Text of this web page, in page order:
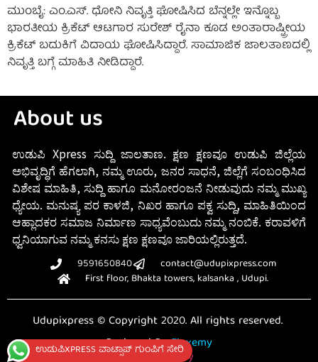
ಮುಂಬೈ: ಎಂ.ಎಸ್. ಧೋನಿ ನಿವೃತ್ತಿ ಘೋಷಿಸಿದ ಬೆನ್ನಲ್ಲೇ ಇನ್ನೊಬ್ಬ
ಭಾರತೀಯ ಕ್ರಿಕೆಟ್ ಆಟಗಾರ ಸುರೇಶ್ ರೈನಾ ಕೂಡ ಅಂತಾರಾಷ್ಟ್ರೀಯ
ಕ್ರಿಕೆಟ್ ಬದುಕಿಗೆ ವಿದಾಯ ಘೋಷಿಸಿದ್ದಾರೆ. ಸಾಮಾಜಿಕ ಜಾಲತಾಣದಲ್ಲಿ
ನಿವೃತ್ತಿ ಬಗ್ಗೆ ಮಾಹಿತಿ ನೀಡಿದ್ದಾರೆ.
ಉಡುಪಿXPRESS ವಾಟ್ಸಾಪ್ ಗುಂಪಿಗೆ ಸೇರಿ
About us
ಉಡುಪಿ Xpress ಸುದ್ದಿ ಜಾಲತಾಣ. ಕ್ಷಣ ಕ್ಷಣವೂ ಉಡುಪಿ ಜಿಲ್ಲೆಯ
ಅಭಿವೃದ್ಧಿಗೆ ಹೆಗಲಾಗಿ, ನಮ್ಮ ಊರು, ಜನರ ಸಾಧನೆ, ಜಿಲ್ಲೆಗೆ ಸಂಬಂಧಿಸಿದ
ವಿಶೇಷ ಮಾಹಿತಿ, ಸುದ್ದಿ ಹಾಗೂ ಮನೋರಂಜನೆ ನೀಡುವುದು ನಮ್ಮ ಮುಖ್ಯ
ಧ್ಯೇಯ. ಮನುಷ್ಯ ಪರ ಕಾಳಜಿ, ನಿಖರ ಹಾಗೂ ಪಕ್ವ ಸುದ್ದಿ, ಮಾಹಿತಿಯಿಂದ
ಆಹ್ಲಾದಕರ ಸಮಾಜ ನಿರ್ಮಾಣ ಸಾಧ್ಯವೆಂಬುದು ನಮ್ಮ ನಂಬಿಕೆ. ಕರಾವಳಿಗೆ
ಧ್ವನಿಯಾಗುವ ನಮ್ಮ ಕನಸು ಕ್ಷಣ ಕ್ಷಣವೂ ಜಾರಿಯಲ್ಲಿರುತ್ತದೆ.
9591650840
contact@udupixpress.com
First floor, Bhakta towers, kalsanka , Udupi.
Udupixpress © Copyright 2020. All rights reserved.
Designed ByFluxemy
Privacy Policy